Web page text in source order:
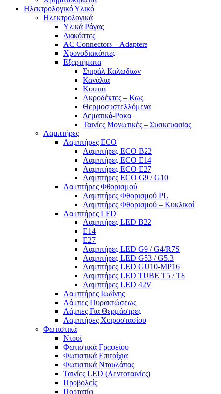
Ηλεκτρολογικό Υλικό
Ηλεκτρολογικά
Υλικά Ράγας
Διακόπτες
AC Connectors – Adapters
Χρονοδιακόπτες
Εξαρτήματα
Σπιράλ Καλωδίων
Κανάλια
Κουτιά
Ακροδέκτες – Κως
Θερμοσυστελλόμενα
Δεματικά-Ροκα
Ταινίες Μονωτικές – Συσκευασίας
Λαμπτήρες
Λαμπτήρες ECO
Λαμπτήρες ECO B22
Λαμπτήρες ECO E14
Λαμπτήρες ECO E27
Λαμπτήρες ECO G9 / G10
Λαμπτήρες Φθορισμού
Λαμπτήρες Φθορισμού PL
Λαμπτήρες Φθορισμού – Κυκλικοί
Λαμπτήρες LED
Λαμπτήρες LED B22
E14
E27
Λαμπτήρες LED G9 / G4/R7S
Λαμπτήρες LED G53 / G5.3
Λαμπτήρες LED GU10-ΜΡ16
Λαμπτήρες LED TUBE T5 / T8
Λαμπτήρες LED 42V
Λαμπτήρες Ιωδίνης
Λάμπες Πυρακτώσεως
Λάμπες Για Θερμάστρες
Λαμπτήρες Χοιροστασίου
Φωτιστικά
Ντουί
Φωτιστικά Γραφείου
Φωτιστικά Επιτοίχια
Φωτιστικά Ντουλάπας
Ταινίες LED (Λεντοταινίες)
Προβολείς
Πορτατίφ